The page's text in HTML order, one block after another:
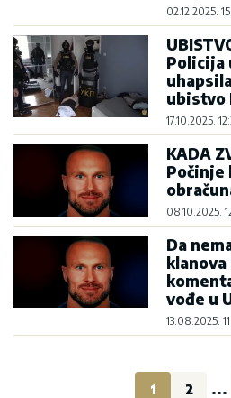
02.12.2025.
Policija
ubistvo
17.10.2025.
KADA
Počinje
08.10.2025.
Da
vođe u
13.08.2025.
1 2 ...